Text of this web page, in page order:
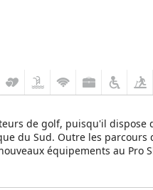
de golf, puisqu'il
du Sud. Outre les
équipements au Pro